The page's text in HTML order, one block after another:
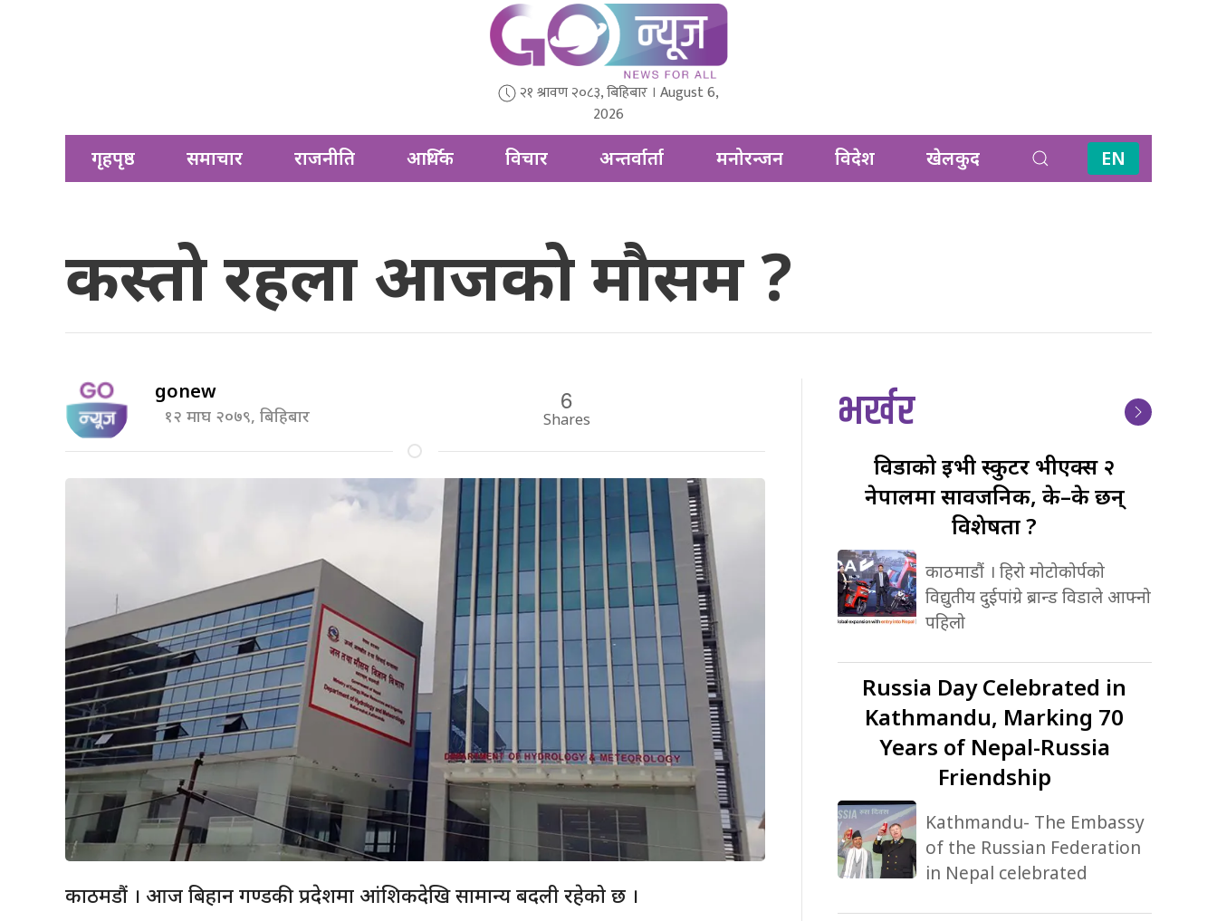
२१ श्रावण २०८३, बिहिबार । August 6,
2026
गृहपृष्ठ
समाचार राजनीति आर्थिक विचार अन्तर्वार्ता मनोरन्जन विदेश खेलकुद EN
कस्तो रहला आजको मौसम ?
gonew
१२ माघ २०७९, बिहिबार
6
Shares
काठमडौं । आज बिहान गण्डकी प्रदेशमा आंशिकदेखि सामान्य बदली रहेको छ ।
भर्खर
विडाकोईभी स्कुटर भीएक्स २
नेपालमा सार्वजनिक, के–के छन्
विशेषता ?
काठमाडौं । हिरो मोटोकोर्पको
विद्युतीय दुईपांग्रे ब्रान्ड विडाले आफ्नो
पहिलो
Russia Day Celebrated in
Kathmandu, Marking 70
Years of Nepal-Russia
Friendship
Kathmandu- The Embassy
of the Russian Federation
in Nepal celebrated